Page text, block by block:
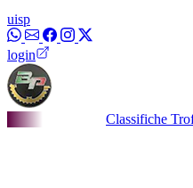
uisp
login
Classifiche Trofeo dei